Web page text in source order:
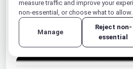
what it is'
measure traffic and improve your
non-essential, or choose what to allow.
Manage
Reject non-
essential